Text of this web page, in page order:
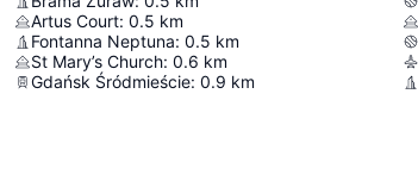
Artus Court: 0.5 km
Fontanna Neptuna: 0.5 km
St Mary’s Church: 0.6 km
Gdańsk Śródmieście: 0.9 km